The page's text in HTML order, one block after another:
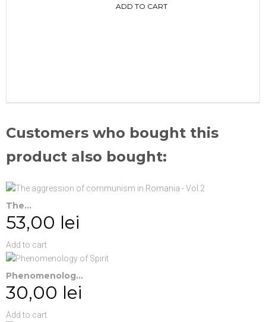
ADD TO CART
Customers who bought this
product also bought:
The...
53,00 lei
Add to cart
Phenomenolog...
30,00 lei
Add to cart